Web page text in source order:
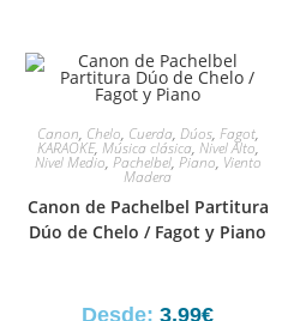
Canon, Chelo, Cuerda, Dúos, Fagot,
KARAOKE, Música clásica, Nivel Alto,
Nivel Medio, Pachelbel, Piano, Viento
Madera
Canon de Pachelbel Partitura
Dúo de Chelo / Fagot y Piano
Desde: 3,99€